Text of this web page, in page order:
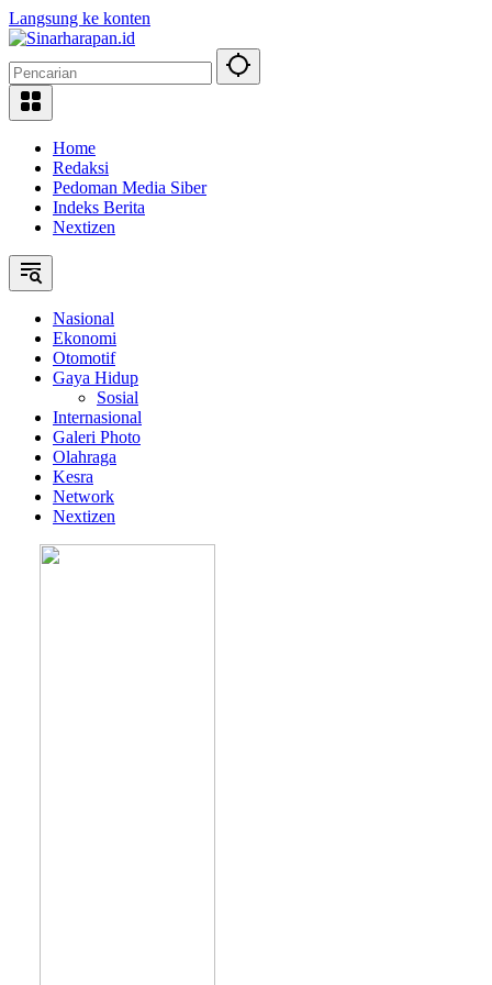
Langsung ke konten
Home
Redaksi
Pedoman Media Siber
Indeks Berita
Nextizen
Nasional
Ekonomi
Otomotif
Gaya Hidup
Sosial
Internasional
Galeri Photo
Olahraga
Kesra
Network
Nextizen